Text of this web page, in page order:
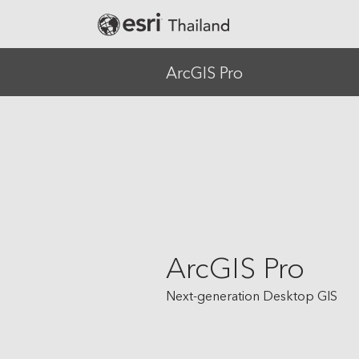
Real Estate
Retail
ArcGIS Pro
ArcGIS Pro
Next-generation Desktop GIS